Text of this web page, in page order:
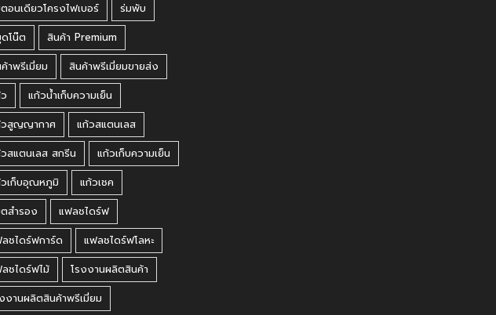
อนเดียวโครงไฟเบอร์
ร่มพับ
โน๊ต
สินค้า Premium
าพรีเมี่ยม
สินค้าพรีเมี่ยมขายส่ง
แก้วน้ำเก็บความเย็น
สูญญากาศ
แก้วสแตนเลส
สแตนเลส สกรีน
แก้วเก็บความเย็น
เก็บอุณหภูมิ
แก้วเชค
สำรอง
แฟลชไดร์ฟ
ชไดร์ฟการ์ด
แฟลชไดร์ฟโลหะ
ชไดร์ฟไม้
โรงงานผลิตสินค้า
งานผลิตสินค้าพรีเมี่ยม